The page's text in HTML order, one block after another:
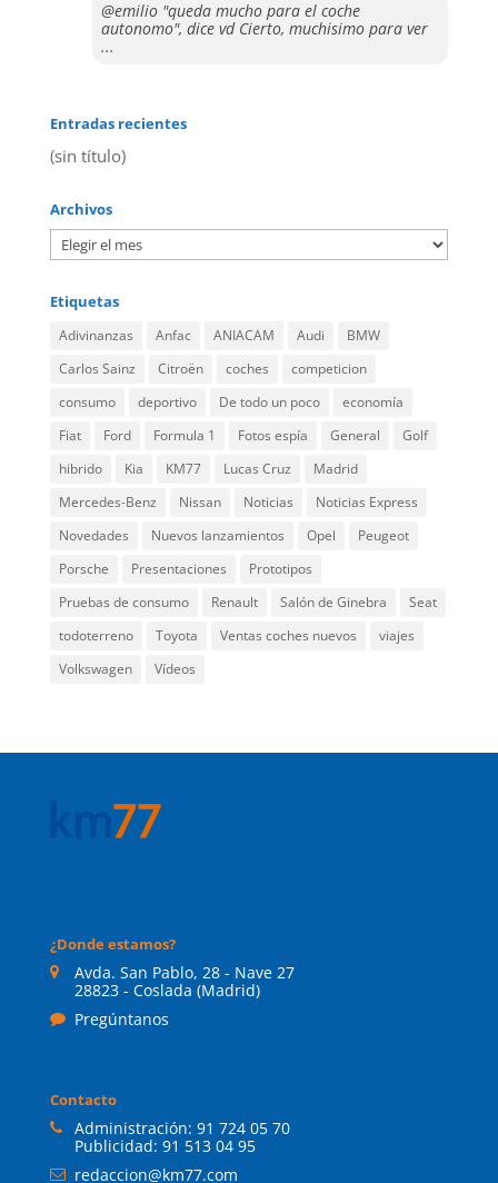
@emilio "queda mucho para el coche
autonomo", dice vd Cierto, muchisimo para ver
...
Entradas recientes
(sin título)
Archivos
Etiquetas
Adivinanzas Anfac ANIACAM Audi
BMW
Carlos Sainz
Citroën coches
competicion
consumo
deportivo De todo un poco
economía
Fiat
Ford Formula 1 Fotos espía General
Golf
hibrido
Kia KM77 Lucas Cruz
Madrid
Mercedes-Benz
Nissan Noticias
Noticias Express
Novedades
Nuevos lanzamientos Opel
Peugeot
Porsche
Presentaciones
Prototipos
Pruebas de consumo
Renault Salón de Ginebra
Seat
todoterreno
Toyota Ventas coches nuevos
viajes
Volkswagen
Vídeos
¿Donde estamos?
Avda. San Pablo, 28 - Nave 27
28823 - Coslada (Madrid)
Pregúntanos
Contacto
Administración: 91 724 05 70
Publicidad: 91 513 04 95
redaccion@km77.com